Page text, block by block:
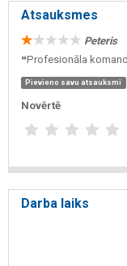
Atsauksmes
Peteris
❝Profesionāla
Pievieno savu atsauksmi
Novērtē
Darba laiks